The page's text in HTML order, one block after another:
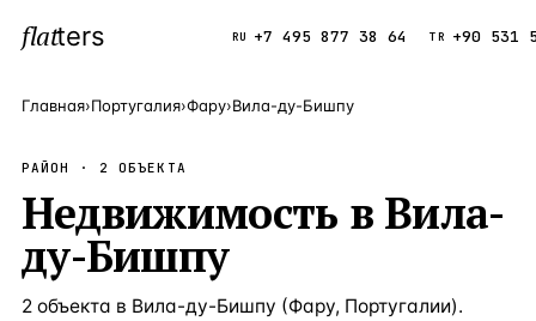
flatters RU +7 495 877 38 64 TR +90 531
ПОПУЛЯРНЫЕ НАПРАВЛЕНИЯ
Турция
Россия —
Испания
Главная›Португалия›Фару›Вила-ду-Бишпу
РАЙОН · 2 ОБЪЕКТА
Недвижимость в Вила-
ду-Бишпу
2 объекта в Вила-ду-Бишпу (Фару, Португалии).